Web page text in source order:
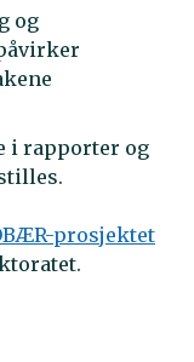
og
i rapporter og
prosjektet